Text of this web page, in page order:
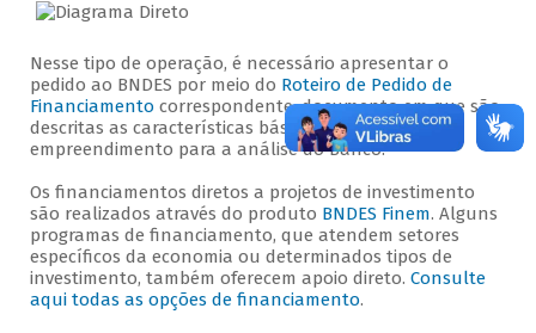
Nesse tipo de operação, é necessário apresentar o
pedido ao BNDES por meio do Roteiro de Pedido de
Financiamento correspondente, documento em que são
descritas as características básicas da empresa e do
empreendimento para a análise do Banco.
Os financiamentos diretos a projetos de investimento
são realizados através do produto BNDES Finem. Alguns
programas de financiamento, que atendem setores
específicos da economia ou determinados tipos de
investimento, também oferecem apoio direto. Consulte
aqui todas as opções de financiamento.